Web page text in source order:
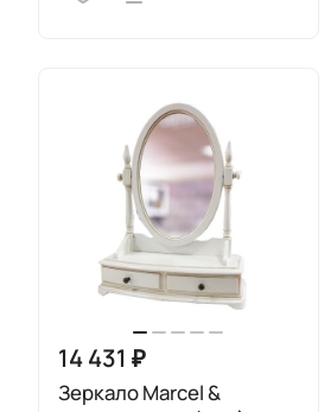
14 431 ₽
Зеркало Marcel &